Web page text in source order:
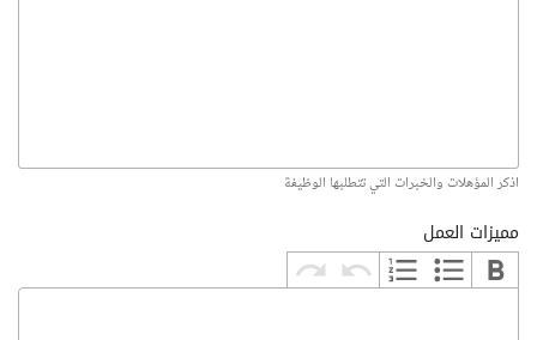
اذكر المؤهلات والخبرات التي تتطلبها الوظيفة
مميزات العمل